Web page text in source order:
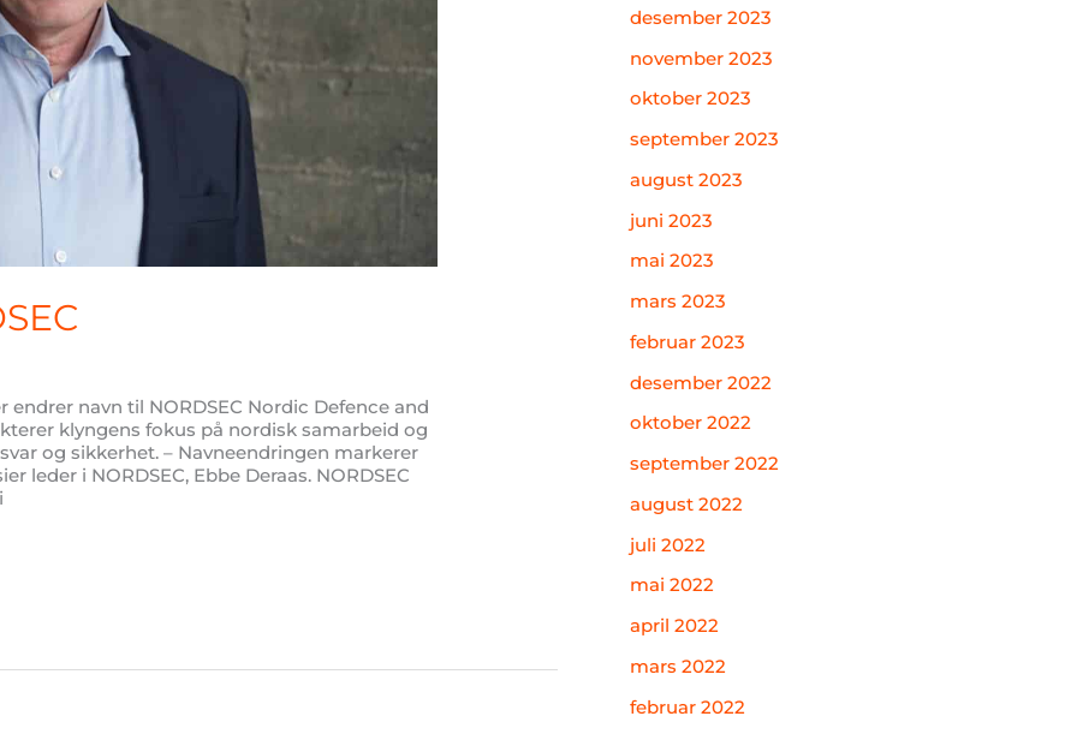
endrer navn til NORDSEC Nordic Defence and
klyngens fokus på nordisk samarbeid og
og sikkerhet. – Navneendringen markerer
leder i NORDSEC, Ebbe Deraas. NORDSEC
desember 2023
november 2023
oktober 2023
september 2023
august 2023
juni 2023
mai 2023
mars 2023
februar 2023
desember 2022
oktober 2022
september 2022
august 2022
juli 2022
mai 2022
april 2022
mars 2022
februar 2022